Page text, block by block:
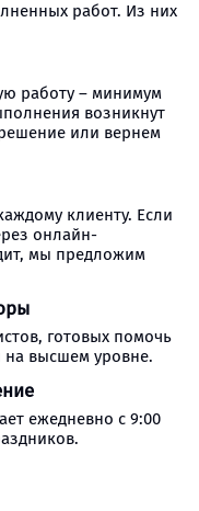
работ. Из них
работу – минимум
возникнут
или вернем
клиенту. Если
онлайн-
мы предложим
готовых помочь
высшем уровне.
ежедневно с 9:00